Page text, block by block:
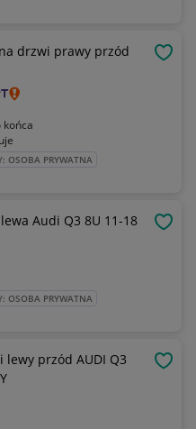
drzwi prawy przód
końca
OSOBA PRYWATNA
Audi Q3 8U 11-18
OSOBA PRYWATNA
lewy przód AUDI Q3